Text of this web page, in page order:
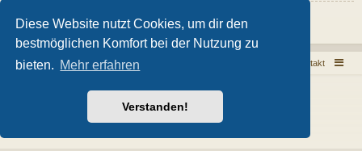
Diese Website nutzt Cookies, um dir den
bestmöglichen Komfort bei der Nutzung zu
bieten. Mehr erfahren
Verstanden!
Registrieren
Sarkoid Infoseite Sarkoid Forum Kontakt
Powered byphpBB® Forum Software © phpBB Limited
Style vonArty- phpBB 3.3 von MrGaby
phpBB.de